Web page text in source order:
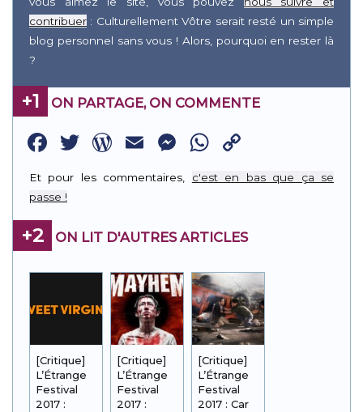
contribuer : Culturellement Vôtre serait resté un simple
blog personnel sans vous ! Alors, pourquoi en rester là
?
+1 ON PARTAGE, ON COMMENTE
Facebook
Twitter
WordPress
EmailMessenger
WhatsApp
Link
Et pour les commentaires, c'est en bas que ça se
passe !
+2 ON LIT D'AUTRES ARTICLES
[Critique]
L’Étrange
Festival
2017 :
[Critique]
L’Étrange
Festival
2017 :
[Critique]
L’Étrange
Festival
2017 : Car